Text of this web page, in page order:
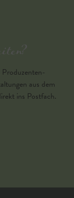
Produzenten-
aus dem
ins Postfach.